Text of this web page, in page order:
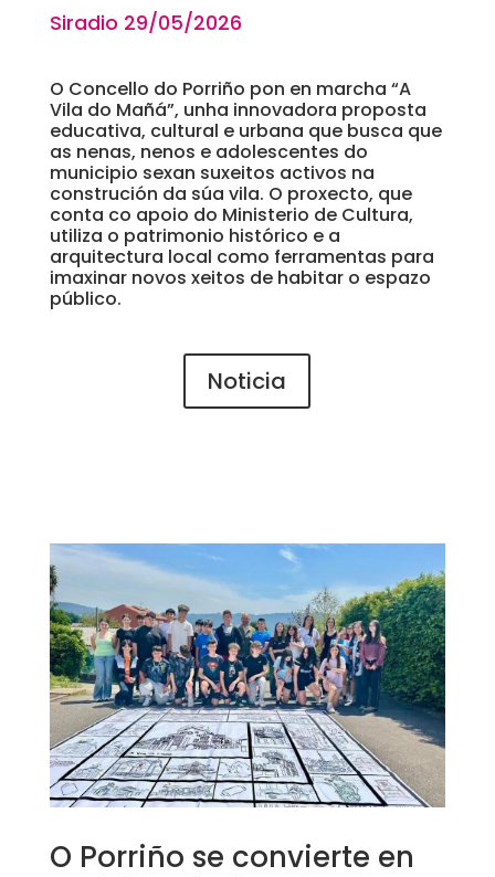
Siradio 29/05/2026
O Concello do Porriño pon en marcha “A
Vila do Mañá”, unha innovadora proposta
educativa, cultural e urbana que busca que
as nenas, nenos e adolescentes do
municipio sexan suxeitos activos na
construción da súa vila. O proxecto, que
conta co apoio do Ministerio de Cultura,
utiliza o patrimonio histórico e a
arquitectura local como ferramentas para
imaxinar novos xeitos de habitar o espazo
público.
Noticia
O Porriño se convierte en